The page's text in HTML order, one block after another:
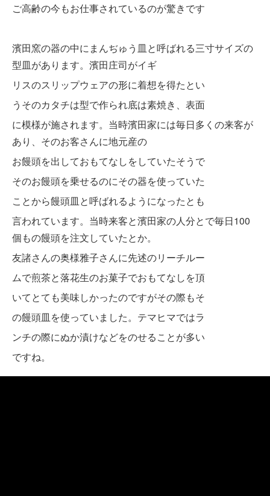
ご高齢の今もお仕事されているのが驚きです
濱田窯の器の中にまんぢゅう皿と呼ばれる三寸サイズの
型皿があります。濱田庄司がイギ
リ スのスリップウェアの形に着想を得たとい
う そのカタチは型で作られ底は素焼き、表面
に模様が施されます。当時濱田家には毎日多くの来客が
あり、 そのお客さんに地元産の
お饅頭を出しておもてなしをしていたそうで
そのお饅頭を乗せるのにその器を使っていた
ことから饅頭皿と呼ばれるようになったとも
言われています。当時来客と濱田家の人分とで毎日100
個もの饅頭を注文していたとか。
友諸さんの奥様雅子さんに先述のリーチルー
ムで煎茶と落花生のお菓子でおもてなしを頂
いてとても美味しかったのですがその際もそ
の饅頭皿を使っていました。テマヒマではラ
ンチの際にぬか漬けなどをのせることが多い
ですね。